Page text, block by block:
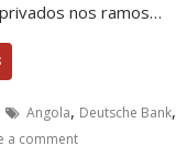
nos ramos…
Angola, Deutsche Bank,
a comment